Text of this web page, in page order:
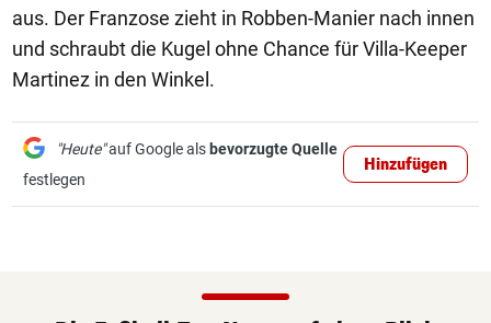
aus. Der Franzose zieht in Robben-Manier nach innen
und schraubt die Kugel ohne Chance für Villa-Keeper
Martinez in den Winkel.
"Heute"auf Google als bevorzugte Quelle
festlegen
Hinzufügen